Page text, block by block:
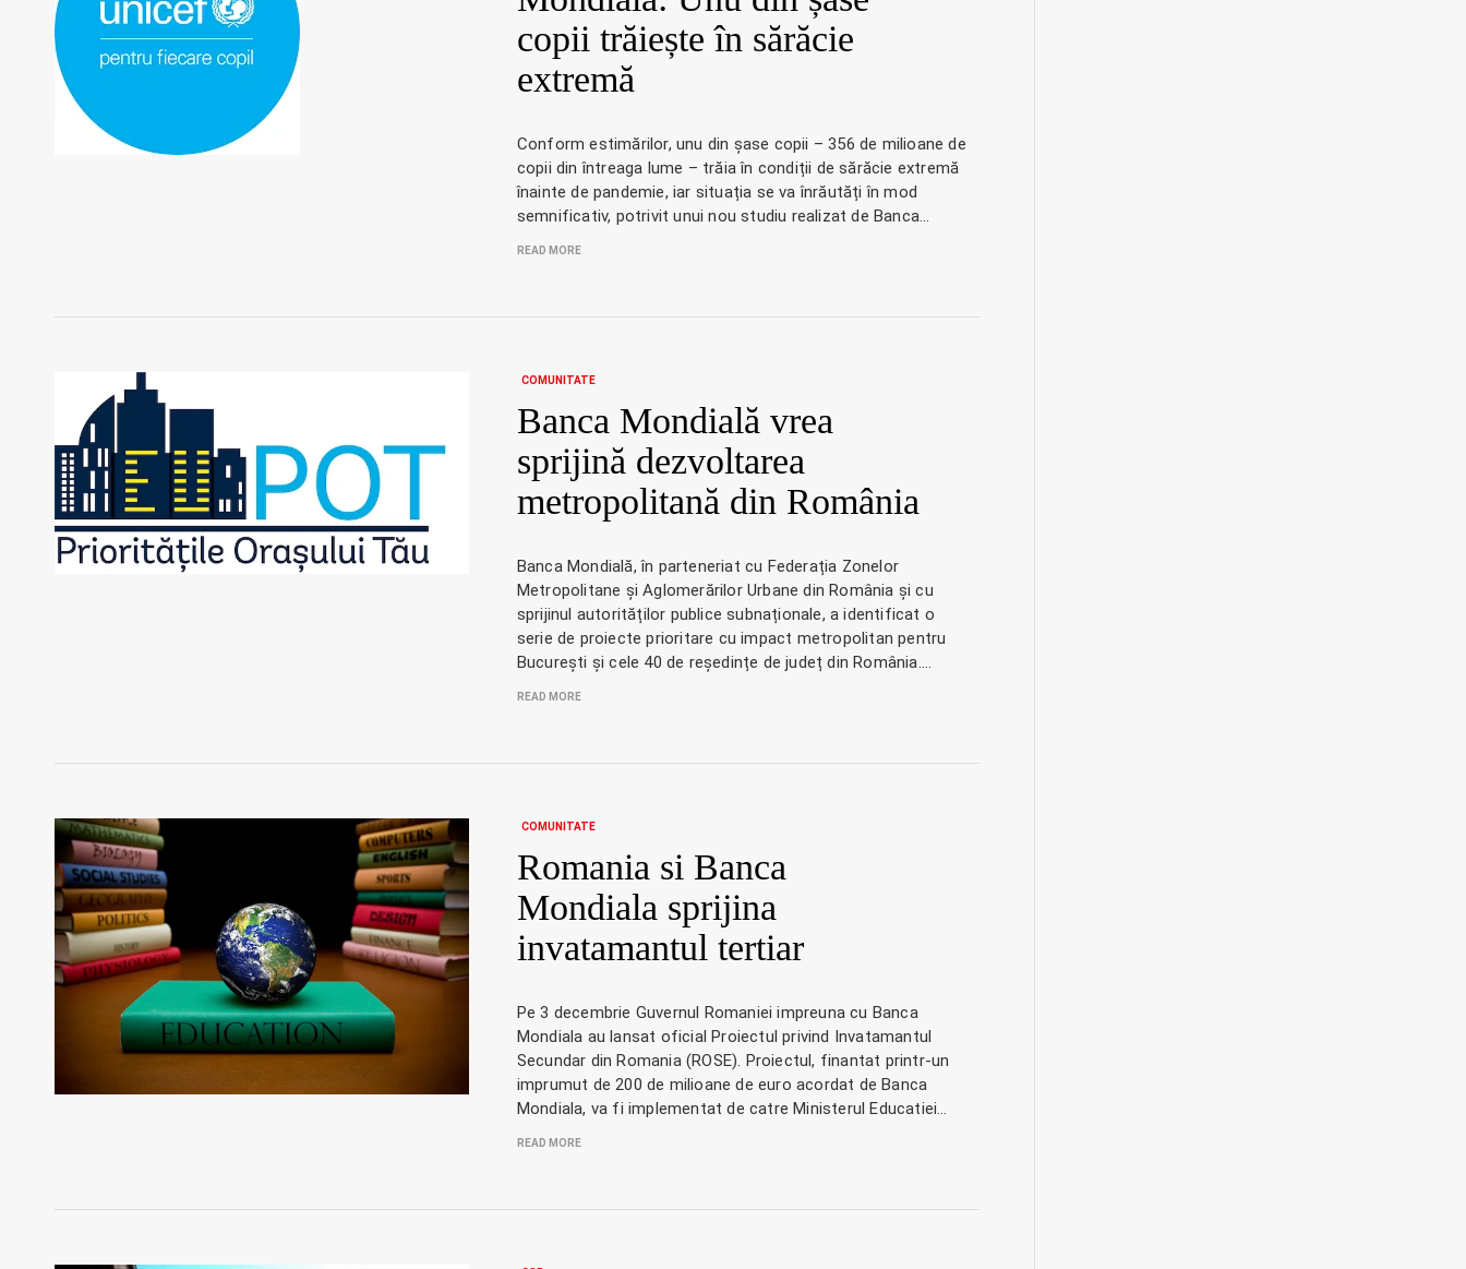
copii trăiește în sărăcie
extremă
Conform estimărilor, unu din șase copii – 356 de milioane de
copii din întreaga lume – trăia în condiții de sărăcie extremă
înainte de pandemie, iar situația se va înrăutăți în mod
semnificativ, potrivit unui nou studiu realizat de Banca…
READ MORE
COMUNITATE
Banca Mondială vrea
sprijină dezvoltarea
metropolitană din România
Banca Mondială, în parteneriat cu Federația Zonelor
Metropolitane și Aglomerărilor Urbane din România și cu
sprijinul autorităților publice subnaționale, a identificat o
serie de proiecte prioritare cu impact metropolitan pentru
București și cele 40 de reședințe de județ din România.…
READ MORE
COMUNITATE
Romania si Banca
Mondiala sprijina
invatamantul tertiar
Pe 3 decembrie Guvernul Romaniei impreuna cu Banca
Mondiala au lansat oficial Proiectul privind Invatamantul
Secundar din Romania (ROSE). Proiectul, finantat printr-un
imprumut de 200 de milioane de euro acordat de Banca
Mondiala, va fi implementat de catre Ministerul Educatiei…
READ MORE